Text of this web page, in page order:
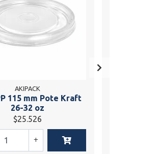
AKIPACK
115 mm Pote Kraft
26-32 oz
$25.526
+